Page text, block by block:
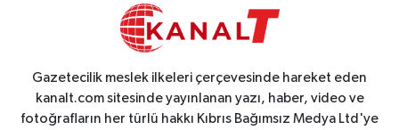
Gazetecilik meslek ilkeleri çerçevesinde hareket eden
kanalt.com sitesinde yayınlanan yazı, haber, video ve
fotoğrafların her türlü hakkı Kıbrıs Bağımsız Medya Ltd'ye